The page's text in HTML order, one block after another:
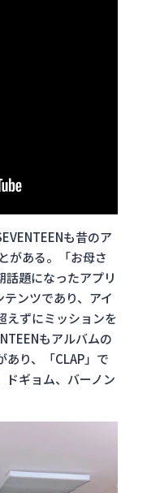
も昔のア
がある。「お母さ
話題になったアプリ
ンツであり、アイ
えずにミッションを
もアルバムの
り、「CLAP」で
ドギョム、バーノン